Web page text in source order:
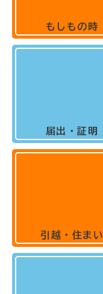
もしもの時
届出・証明
引越・住まい